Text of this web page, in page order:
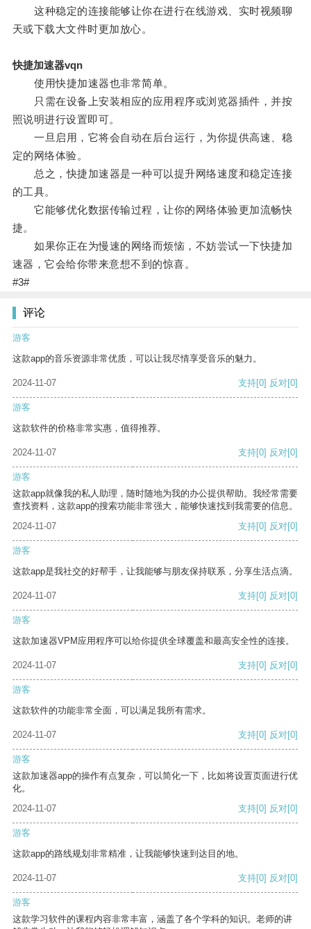
这种稳定的连接能够让你在进行在线游戏、实时视频聊
天或下载大文件时更加放心。
快捷加速器vqn
使用快捷加速器也非常简单。
只需在设备上安装相应的应用程序或浏览器插件，并按
照说明进行设置即可。
一旦启用，它将会自动在后台运行，为你提供高速、稳
定的网络体验。
总之，快捷加速器是一种可以提升网络速度和稳定连接
的工具。
它能够优化数据传输过程，让你的网络体验更加流畅快
捷。
如果你正在为慢速的网络而烦恼，不妨尝试一下快捷加
速器，它会给你带来意想不到的惊喜。
#3#
评论
游客
这款app的音乐资源非常优质，可以让我尽情享受音乐的魅力。
2024-11-07 支持[0] 反对[0]
游客
这款软件的价格非常实惠，值得推荐。
2024-11-07 支持[0] 反对[0]
游客
这款app就像我的私人助理，随时随地为我的办公提供帮助。我经常需要
查找资料，这款app的搜索功能非常强大，能够快速找到我需要的信息。
2024-11-07
支持[0] 反对[0]
游客
这款app是我社交的好帮手，让我能够与朋友保持联系，分享生活点滴。
2024-11-07 支持[0] 反对[0]
游客
这款加速器VPM应用程序可以给你提供全球覆盖和最高安全性的连接。
2024-11-07 支持[0] 反对[0]
游客
这款软件的功能非常全面，可以满足我所有需求。
2024-11-07 支持[0] 反对[0]
游客
这款加速器app的操作有点复杂，可以简化一下，比如将设置页面进行优
化。
2024-11-07
支持[0] 反对[0]
游客
这款app的路线规划非常精准，让我能够快速到达目的地。
2024-11-07 支持[0] 反对[0]
游客
这款学习软件的课程内容非常丰富，涵盖了各个学科的知识。老师的讲